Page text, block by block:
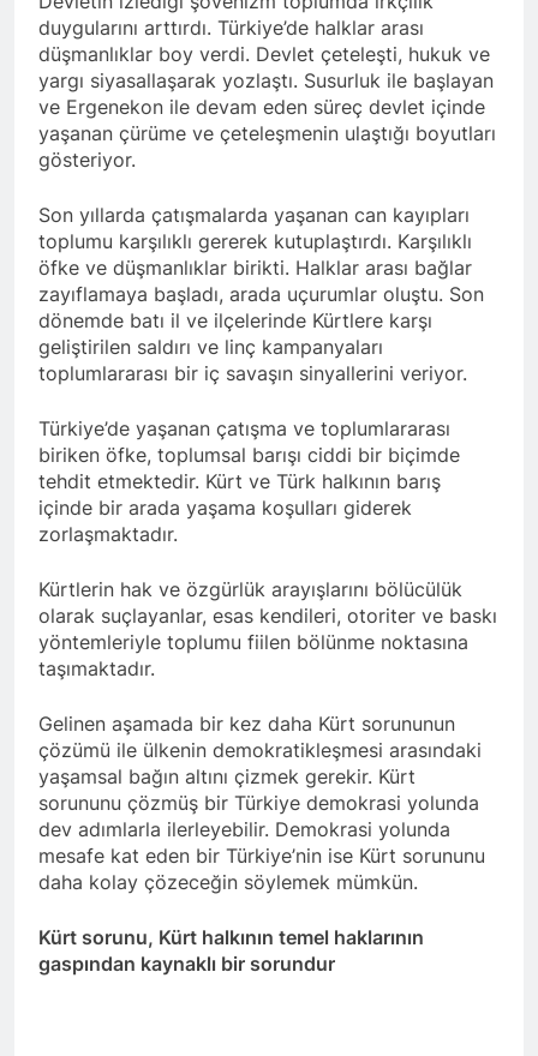
meselesinin adil çözüme
kavuşturulması ile mümkün
olacaktır’
HAK-PAR Adana il’i Sarıçam ve
Çukurova İlçe Kongreleri
yapıldı.
2 Yıl Ago
2 Yıl Ago
KÜRTLERİN VARLIĞI MI
2 Yıl Ago
HAK-PAR Avrupa
Koordinasyon Kurulu
02.11.2024 tarihinde
Frankfurt’ta toplandı ve
gündemindeki konuları
görüştü.
2 Yıl Ago
DİAKURD /Diaspora Kürtleri
Konfederasyonunun Lozan
Antlaşması ve sonrasında
Kürtlerin, ulus olmaktan
kullanamadıklarından
hareketle, maruz kaldıkları
uluslararası hukuka da aykırı
politikalara dikkat çeken
2 Yıl Ago
örgütü Dünya’ ve Türkiye’de
yaşanan son gelişmeler ile
ilgili bugün ilk örgütü
binasında basın toplantısı
gerçekleştirdi.
2 Yıl Ago
Kürt dili ve edebiyatı uzmani
Paris’teki Kürt Enstitüisü’nün
kurucularından dilbilimci,
yaşında yaşama veda etti.
KÜRT MESELESİ
ÜZERİNE
2 Yıl Ago
BAHÇELÎ, OCALAN Û
HAK-PAR Karataş ilçe
kongresi yapıldı
2 Yıl Ago
HAK-PAR Genel Başkanı
Düzgün Kaplan,
Mardin/Kızıltepe ilçesinde
bir dizi görüşmeler
gerçekleştirdi.
2 Yıl Ago
HAK-PAR Genel Başkanı
Düzgün Kaplan, DOZ
2 Yıl Ago
2 Yıl Ago
duygularını arttırdı. Türkiye’de halklar arası
düşmanlıklar boy verdi. Devlet çeteleşti, hukuk ve
yargı siyasallaşarak yozlaştı. Susurluk ile başlayan
ve Ergenekon ile devam eden süreç devlet içinde
yaşanan çürüme ve çeteleşmenin ulaştığı boyutları
gösteriyor.
Son yıllarda çatışmalarda yaşanan can kayıpları
toplumu karşılıklı gererek kutuplaştırdı. Karşılıklı
öfke ve düşmanlıklar birikti. Halklar arası bağlar
zayıflamaya başladı, arada uçurumlar oluştu. Son
dönemde batı il ve ilçelerinde Kürtlere karşı
geliştirilen saldırı ve linç kampanyaları
toplumlararası bir iç savaşın sinyallerini veriyor.
Türkiye’de yaşanan çatışma ve toplumlararası
biriken öfke, toplumsal barışı ciddi bir biçimde
tehdit etmektedir. Kürt ve Türk halkının barış
içinde bir arada yaşama koşulları giderek
zorlaşmaktadır.
Kürtlerin hak ve özgürlük arayışlarını bölücülük
olarak suçlayanlar, esas kendileri, otoriter ve baskı
yöntemleriyle toplumu fiilen bölünme noktasına
taşımaktadır.
Gelinen aşamada bir kez daha Kürt sorununun
çözümü ile ülkenin demokratikleşmesi arasındaki
yaşamsal bağın altını çizmek gerekir. Kürt
sorununu çözmüş bir Türkiye demokrasi yolunda
dev adımlarla ilerleyebilir. Demokrasi yolunda
mesafe kat eden bir Türkiye’nin ise Kürt sorununu
daha kolay çözeceğin söylemek mümkün.
Kürt sorunu, Kürt halkının temel haklarının
gaspından kaynaklı bir sorundur